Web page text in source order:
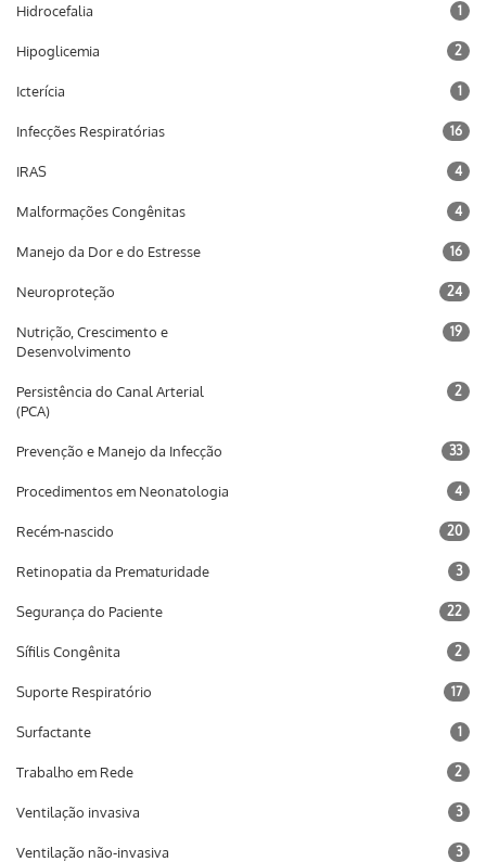
Hidrocefalia 1
Hipoglicemia 2
Icterícia 1
Infecções Respiratórias 16
IRAS 4
Malformações Congênitas 4
Manejo da Dor e do Estresse 16
Neuroproteção 24
Nutrição, Crescimento e
Desenvolvimento
19
Persistência do Canal Arterial
(PCA)
2
Prevenção e Manejo da Infecção 33
Procedimentos em Neonatologia 4
Recém-nascido 20
Retinopatia da Prematuridade 3
Segurança do Paciente 22
Sífilis Congênita 2
Suporte Respiratório 17
Surfactante 1
Trabalho em Rede 2
Ventilação invasiva 3
Ventilação não-invasiva 3